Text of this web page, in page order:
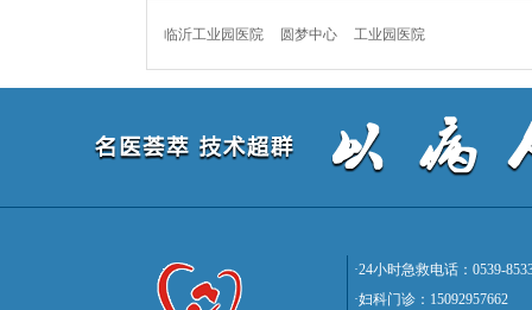
临沂工业园医院 圆梦中心 工业园医院
·24小时急救电话：0539-
·妇科门诊：15092957662